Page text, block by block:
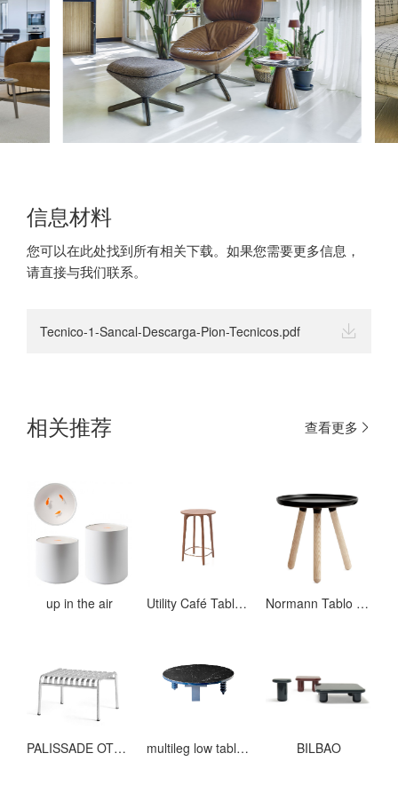
信息材料
您可以在此处找到所有相关下载。如果您需要更多信息，
请直接与我们联系。
Tecnico-1-Sancal-Descarga-Pion-Tecnicos.pdf
相关推荐 查看更多
up in the air Utility Café Table H900 Normann Tablo Table Large
PALISSADE OTTOMAN HOT GALVANISED multileg low table rounded BILBAO